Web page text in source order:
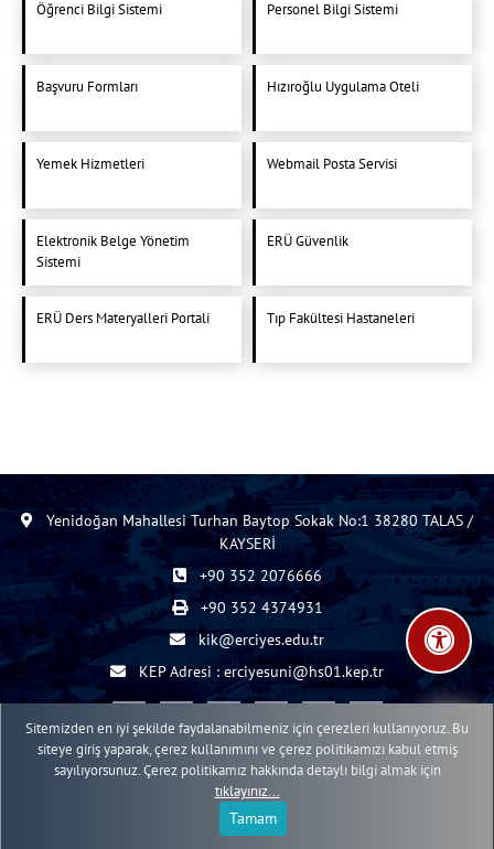
Öğrenci Bilgi Sistemi Personel Bilgi Sistemi
Başvuru Formları Hızıroğlu Uygulama Oteli
Yemek Hizmetleri Webmail Posta Servisi
Elektronik Belge Yönetim
Sistemi
ERÜ Güvenlik
ERÜ Ders Materyalleri Portali Tıp Fakültesi Hastaneleri
Yenidoğan Mahallesi Turhan Baytop Sokak No:1 38280 TALAS /
KAYSERİ
+90 352 2076666
+90 352 4374931
kik@erciyes.edu.tr
KEP Adresi : erciyesuni@hs01.kep.tr
2015 - 2026 © ERÜ Web İçerik Yönetim Sistemi
Erciyes Üniversitesi Bilgi İşlem Daire Başkanlığı Web Birimi
Sitemizden en iyi şekilde faydalanabilmeniz için çerezleri kullanıyoruz. Bu
siteye giriş yaparak, çerez kullanımını ve çerez politikamızı kabul etmiş
sayılıyorsunuz. Çerez politikamız hakkında detaylı bilgi almak için
tıklayınız...
Tamam